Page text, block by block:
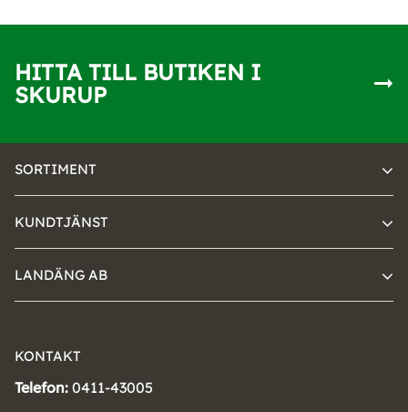
HITTA TILL BUTIKEN I
SKURUP
SORTIMENT
KUNDTJÄNST
LANDÄNG AB
KONTAKT
Telefon: 0411-43005